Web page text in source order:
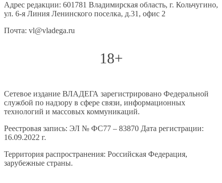
Адрес редакции: 601781 Владимирская область, г. Кольчугино,
ул. 6-я Линия Ленинского поселка, д.31, офис 2
Почта: vl@vladega.ru
18+
Сетевое издание ВЛАДЕГА зарегистрировано Федеральной
службой по надзору в сфере связи, информационных
технологий и массовых коммуникаций.
Реестровая запись: ЭЛ № ФС77 – 83870 Дата регистрации:
16.09.2022 г.
Территория распространения: Российская Федерация,
зарубежные страны.